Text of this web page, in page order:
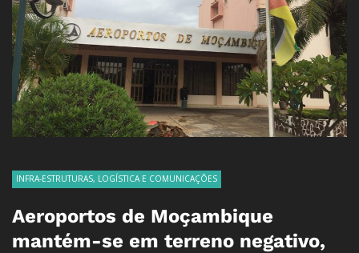
INFRA-ESTRUTURAS, LOGÍSTICA E COMUNICAÇÕES
Aeroportos de Moçambique
mantém-se em terreno negativo,